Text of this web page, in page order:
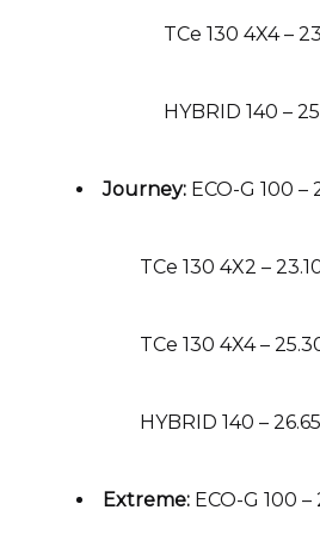
TCe 130 4X4 –
HYBRID 140 –
Journey: ECO-G 100
TCe 130 4X2 –
TCe 130 4X4 –
HYBRID 140 –
Extreme: ECO-G 100